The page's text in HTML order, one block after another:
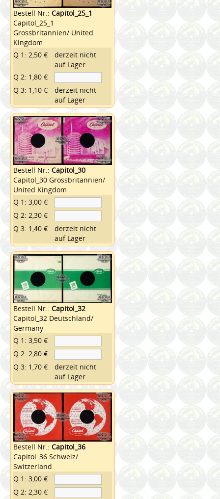
Bestell Nr.:Capitol_25_1
Capitol_25_1
Grossbritannien/ United
Kingdom
Q 1: 2,50 €
derzeit nicht
auf Lager
Q 2: 1,80 €
Q 3: 1,10 €
derzeit nicht
auf Lager
Bestell Nr.:Capitol_30
Capitol_30 Grossbritannien/
United Kingdom
Q 1: 3,00 €
Q 2: 2,30 €
Q 3: 1,40 €
derzeit nicht
auf Lager
Bestell Nr.:Capitol_32
Capitol_32 Deutschland/
Germany
Q 1: 3,50 €
Q 2: 2,80 €
Q 3: 1,70 €
derzeit nicht
auf Lager
Bestell Nr.:Capitol_36
Capitol_36 Schweiz/
Switzerland
Q 1: 3,00 €
Q 2: 2,30 €